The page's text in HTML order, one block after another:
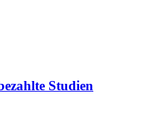
Studien